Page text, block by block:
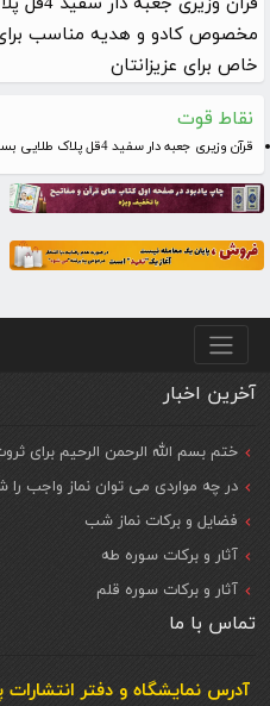
مخصوص کادو و هدیه مناسب
خاص برای عزیزانتان
نقاط قوت
قرآن وزیری جعبه دار سفید 4قل پلاک طلایی بسیار زیبا و شیک مخصوص کادو و هدیه
منو پایین
آخرین اخبار
ختم بسم الله الرحمن الرحیم برای
در چه مواردی می توان نماز واجب
فضایل و برکات نماز شب
آثار و برکات سوره طه
آثار و برکات سوره قلم
تماس با ما
آدرس نمایشگاه و دفتر